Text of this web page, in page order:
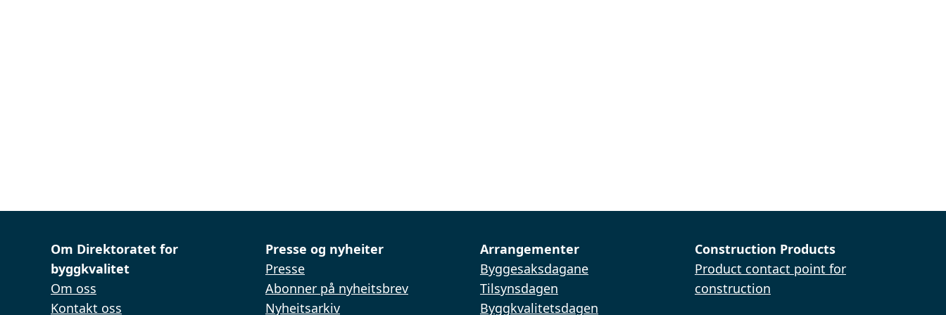
Om Direktoratet for
byggkvalitet
Om oss
Kontakt oss
Presse og nyheiter
Presse
Abonner på nyheitsbrev
Nyheitsarkiv
Arrangementer
Byggesaksdagane
Tilsynsdagen
Byggkvalitetsdagen
Construction Products
Product contact point for
construction